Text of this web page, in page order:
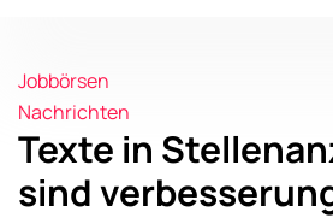
Jobbörsen
Nachrichten
Texte in
sind